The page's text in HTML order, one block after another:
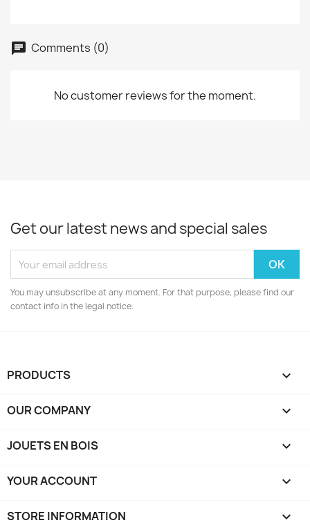
Comments (0)
No customer reviews for the moment.
Get our latest news and special sales
You may unsubscribe at any moment. For that purpose, please find our
contact info in the legal notice.
PRODUCTS 
OUR COMPANY 
JOUETS EN BOIS 
YOUR ACCOUNT 
STORE INFORMATION keyboard_arrow_down